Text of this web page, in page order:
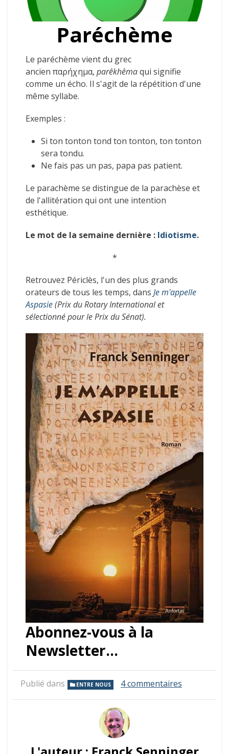
Paréchème
Le paréchème vient du grec
ancien παρήχημα, parêkhêmaqui signifie
comme un écho. Il s'agit de la répétition d'une
même syllabe.
Exemples :
Si ton tonton tond ton tonton, ton tonton
sera tondu.
Ne fais pas un pas, papa pas patient.
Le parachème se distingue de la parachèse et
de l'allitération qui ont une intention
esthétique.
Le mot de la semaine dernière : Idiotisme.
*
Retrouvez Périclès, l'un des plus grands
orateurs de tous les temps, dans Je m'appelle
Aspasie(Prix du Rotary International et
sélectionné pour le Prix du Sénat).
Abonnez-vous à la
Newsletter…
Publié dans ENTRE NOUS 4 commentaires
mot